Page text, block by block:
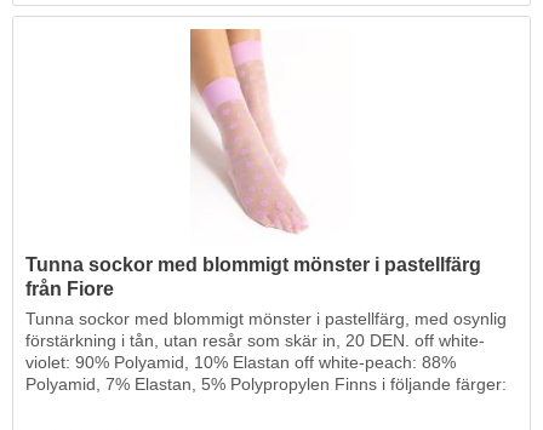
Tunna sockor med blommigt mönster i pastellfärg
från Fiore
Tunna sockor med blommigt mönster i pastellfärg, med osynlig
förstärkning i tån, utan resår som skär in, 20 DEN. off white-
violet: 90% Polyamid, 10% Elastan off white-peach: 88%
Polyamid, 7% Elastan, 5% Polypropylen Finns i följande färger: